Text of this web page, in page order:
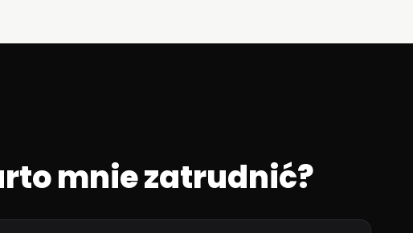
mnie zatrudnić?